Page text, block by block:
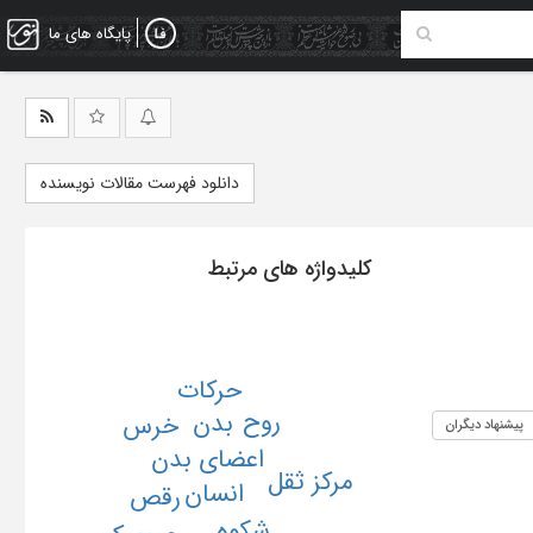
پایگاه های ما
دانلود فهرست مقالات نویسنده
پیشنهاد دیگران
کلیدواژه های مرتبط
اعضای بدن
انسان
بدن
حرکات
خرس
رقص
روح
مرکز ثقل